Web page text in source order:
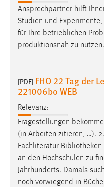
Ansprechpartner hilft
Studien und
für Ihre betrieblichen
produktionsnah zu
[PDF] FHO 22 Tag der
221006bo WEB
Relevanz:
Fragestellungen
(in Arbeiten zitieren, …).
Fachliteratur Bibliotheken
an den Hochschulen zu
Jahrhunderts. Damals
noch vorwiegend in